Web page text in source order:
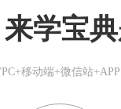
来学宝
移动端+微信站